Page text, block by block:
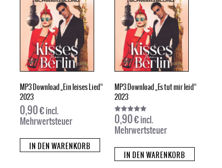
MP3 Download „Ein leises Lied“
2023
0,90€incl.
Mehrwertsteuer
IN DEN WARENKORB
MP3 Download „Es tut mir leid“
2023
Bewertet mit
5.00
von 5
0,90€incl.
Mehrwertsteuer
IN DEN WARENKORB